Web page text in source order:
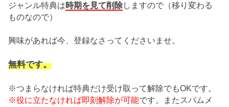
ジャンル特典は時期を見て削除しますので（移り変わる
ものなので）
興味があれば今、登録なさってくださいませ。
無料です。
※つまらなければ特典だけ受け取って解除でもOKです。
※役に立たなければ即刻解除が可能です。またスパムメ